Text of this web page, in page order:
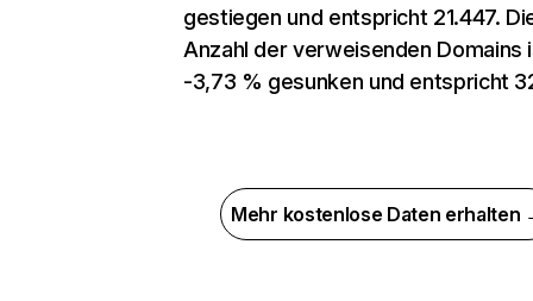
gestiegen und entspricht 21.447.
Anzahl der verweisenden Domains
-3,73 % gesunken und entspricht
Mehr kostenlose Daten erhalten